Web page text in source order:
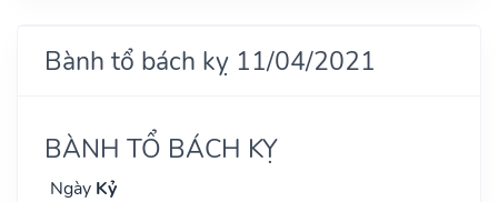
Bành tổ bách kỵ 11/04/2021
BÀNH TỔ BÁCH KỴ
Ngày Kỷ